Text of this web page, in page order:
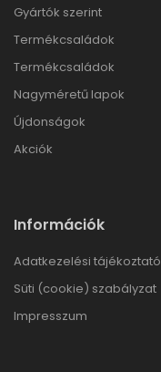
Gyártók szerint
Termékcsaládok
Termékcsaládok
Nagyméretű lapok
Újdonságok
Akciók
Információk
Adatkezelési tájékoztató
Süti (cookie) szabályzat
Impresszum